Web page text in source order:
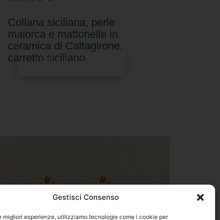
Gestisci Consenso
migliori esperienze, utilizziamo tecnologie come i cookie per
Collana siciliana, perle
maiorca e mattonelle in
ceramica di Caltagirone,
carretto siciliano.
Aggiungi al carrello